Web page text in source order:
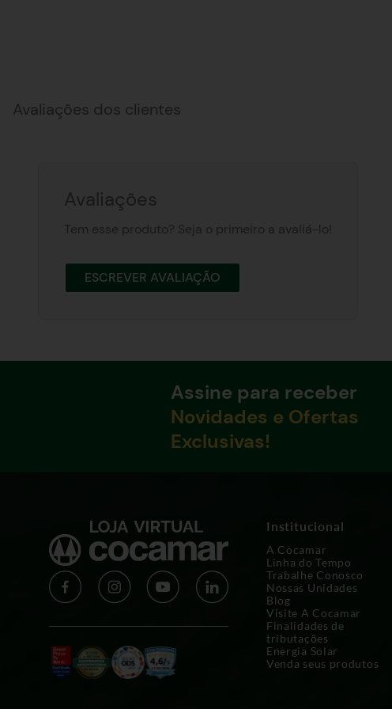
Avaliações dos clientes
Avaliações
Tem esse produto? Seja o primeiro a avaliá-lo!
ESCREVER AVALIAÇÃO
Assine para receber
Novidades e Ofertas
Exclusivas!
Institucional
A Cocamar
Linha do Tempo
Trabalhe Conosco
Nossas Unidades
Blog
Visite A Cocamar
Finalidades de
tributações
Energia Solar
Venda seus produtos